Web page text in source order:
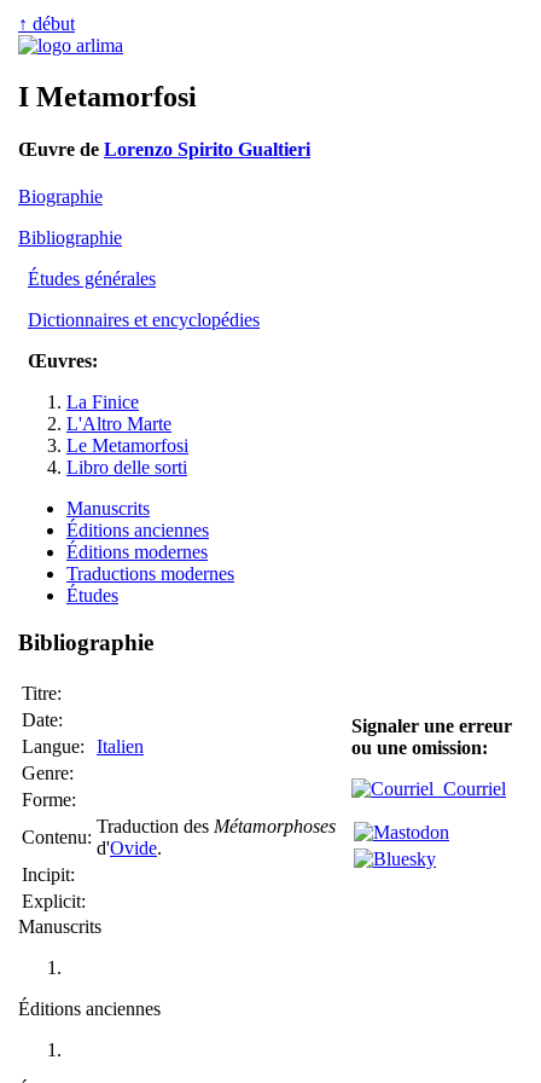
↑ début
I Metamorfosi
Œuvre de Lorenzo Spirito Gualtieri
Biographie
Bibliographie
Études générales
Dictionnaires et encyclopédies
Œuvres:
La Finice
L'Altro Marte
Le Metamorfosi
Libro delle sorti
Manuscrits
Éditions anciennes
Éditions modernes
Traductions modernes
Études
Bibliographie
Titre:
Date:
Langue:
Italien
Genre:
Forme:
Contenu:
Traduction des Métamorphoses
d'Ovide.
Incipit:
Explicit:
Manuscrits
Éditions anciennes
Signaler une erreur
ou une omission:
Courriel